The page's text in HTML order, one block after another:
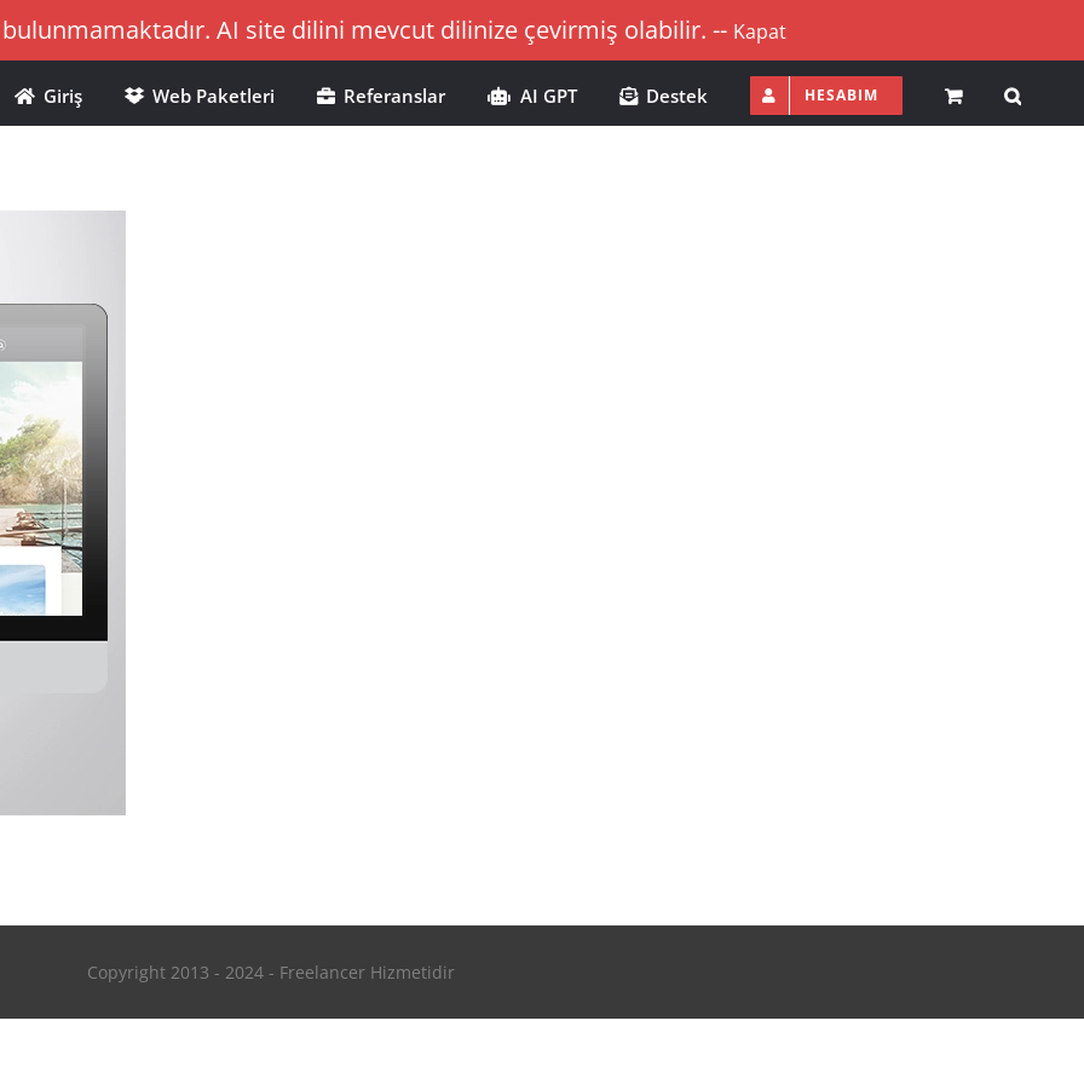
AI site dilini mevcut dilinize çevirmiş olabilir. -- Kapat
Giriş Web Paketleri Referanslar AI GPT Destek HESABIM
Copyright 2013 - 2024 - Freelancer Hizmetidir